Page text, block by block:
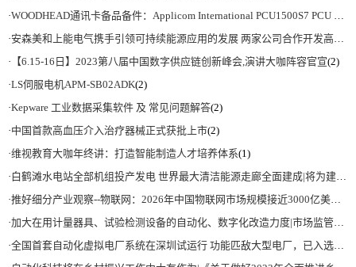
·WOODHEAD通讯卡备品备件：Applicom International PCU1500S7 PCU 1500 S7 V4.5.0
·安森美和上能电气携手引领可持续能源应用的发展 两家公司合作开发高性能储能和太阳能组串式逆变器方案 以实现可持续的未来
· 【6.15-16日】2023第八届中国数字供应链创新峰会,演讲大咖阵容官宣(2)
·LS伺服电机APM-SB02ADK(2)
·Kepware 工业数据采集软件 及 常见问题解答(2)
·中国首款高血压介入治疗器械正式获批上市(2)
·维视教育大咖年终讲：打造智能制造人才培养体系(1)
·白鹤滩水电站全部机组投产发电 世界最大清洁能源走廊全面建成|将为建设新型能源体系、保障国家能源安全、实现“双碳”目标提供有力支撑
·推好细分产业观察--物联网：2026年中国物联网市场规模接近3000亿美元 智慧工厂、智慧城市、智慧电网等将占60%以上
·加大在用计量器具、试验检测设备的自动化、数字化改造力度|市场监管总局 工业和信息化部 关于促进企业计量能力提升的指导意见
·全国首套自动化虚拟电厂系统在深圳试运行 功能匹敌大型电厂，已入选国际典型案例